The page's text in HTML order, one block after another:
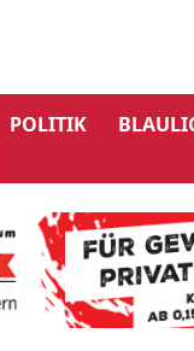
POLITIK